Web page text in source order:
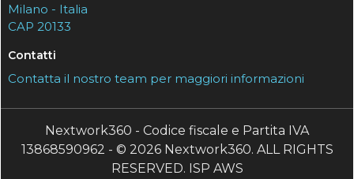
Milano - Italia
CAP 20133
Contatti
Contatta il nostro team per maggiori informazioni
Nextwork360 - Codice fiscale e Partita IVA
13868590962 - © 2026 Nextwork360. ALL RIGHTS
RESERVED. ISP AWS